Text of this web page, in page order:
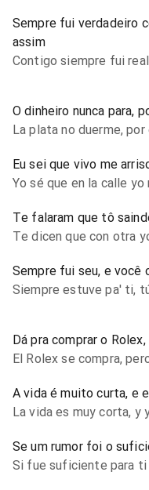
Sempre fui verdadeiro
assim
Contigo siempre fui
O dinheiro nunca para,
La plata no duerme,
Eu sei que vivo me
Yo sé que en la calle
Te falaram que tô
Te dicen que con otra
Sempre fui seu, e você
Siempre estuve pa' ti,
Dá pra comprar o
El Rolex se compra,
A vida é muito curta, e
La vida es muy corta, y
Se um rumor foi o
Si fue suficiente para ti